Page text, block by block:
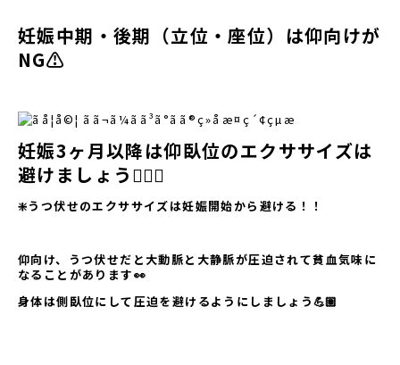
妊娠中期・後期（立位・座位）は仰向けが
NG⚠️
妊娠3ヶ月以降は仰臥位のエクササイズは
避けましょう🏋🏽‍♂️
❇️うつ伏せのエクササイズは妊娠開始から避ける！！
仰向け、うつ伏せだと大動脈と大静脈が圧迫されて貧血気味に
なることがあります👀
身体は側臥位にして圧迫を避けるようにしましょう💪🏽